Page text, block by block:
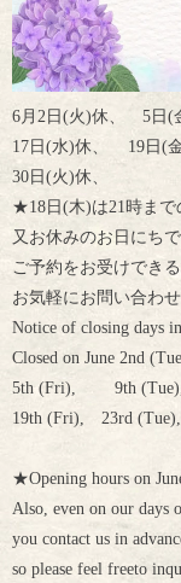
6月2日(火)休、 5日(
17日(水)休、 19日(
30日(火)休、
★18日(木)は21時まで
又お休みのお日にち
ご予約をお受けでき
お気軽にお問い合わ
Notice of closing days in
Closed on June 2nd
5th (Fri), 9th
19th (Fri), 23rd
★Opening hours on
Also, even on our days
you contact us in
so please feel freeto